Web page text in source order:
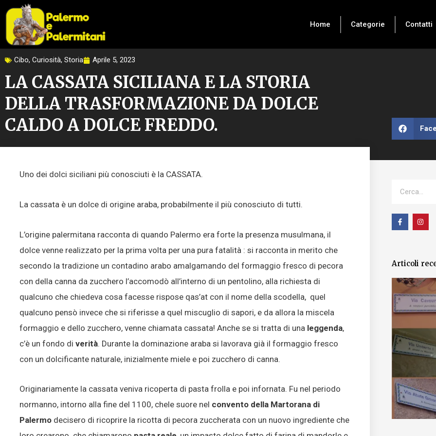
contenuto
Home Categorie Contatti
Cibo, Curiosità, Storia Aprile 5, 2023
LA CASSATA SICILIANA E LA STORIA
DELLA TRASFORMAZIONE DA DOLCE
CALDO A DOLCE FREDDO.
Uno dei dolci siciliani più conosciuti è la CASSATA.
La cassata è un dolce di origine araba, probabilmente il più conosciuto di tutti.
L’origine palermitana racconta di quando Palermo era forte la presenza musulmana, il
dolce venne realizzato per la prima volta per una pura fatalità : si racconta in merito che
secondo la tradizione un contadino arabo amalgamando del formaggio fresco di pecora
con della canna da zucchero l’accomodò all’interno di un pentolino, alla richiesta di
qualcuno che chiedeva cosa facesse rispose qas’at con il nome della scodella, quel
qualcuno pensò invece che si riferisse a quel miscuglio di sapori, e da allora la miscela
formaggio e dello zucchero, venne chiamata cassata! Anche se si tratta di una leggenda,
c’è un fondo di verità. Durante la dominazione araba si lavorava già il formaggio fresco
con un dolcificante naturale, inizialmente miele e poi zucchero di canna.
Originariamente la cassata veniva ricoperta di pasta frolla e poi infornata. Fu nel periodo
normanno, intorno alla fine del 1100, chele suore nel convento della Martorana di
Palermo decisero di ricoprire la ricotta di pecora zuccherata con un nuovo ingrediente che
a
c
k
f
n
s
a
Articoli